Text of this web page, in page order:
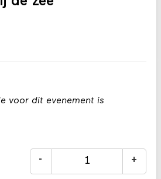
voor dit evenement is
- +